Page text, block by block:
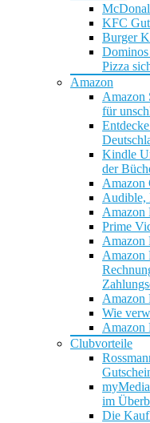
KFC
Burger
Pizza
Amazon
Amazon
für
Kindle
der
Amazon
Audible,
Amazon
Prime
Amazon
Amazon
Amazon
Wie
Amazon
Clubvorteile
im
Die